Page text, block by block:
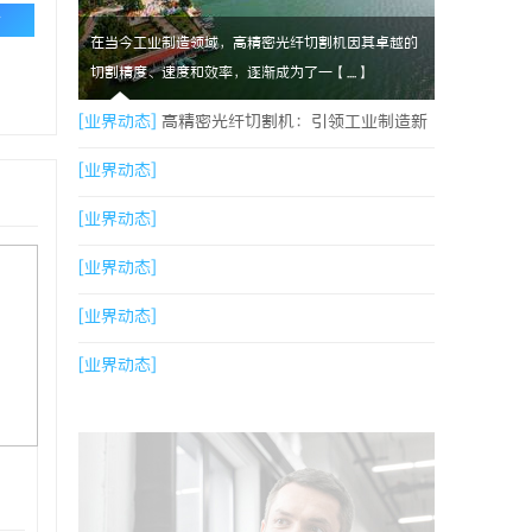
在当今工业制造领域，高精密光纤切割机因其卓越的
切割精度、速度和效率，逐渐成为了一【....】
[业界动态] 高精密光纤切割机：引领工业制造新
时代的利器
[业界动态]
[业界动态]
[业界动态]
[业界动态]
[业界动态]